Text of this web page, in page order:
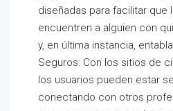
diseñadas para facilitar que
encuentren a alguien con
y, en última instancia,
Seguros: Con los sitios de
los usuarios pueden estar
conectando con otros